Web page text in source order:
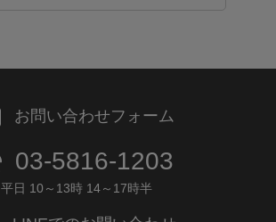
お問い合わせフォーム
03-5816-1203
平日 10～13時 14～17時半